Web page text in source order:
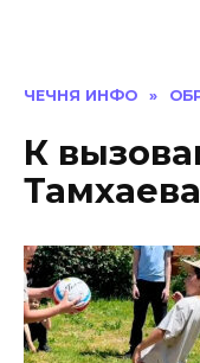
ЧЕЧНЯ ИНФО »
К